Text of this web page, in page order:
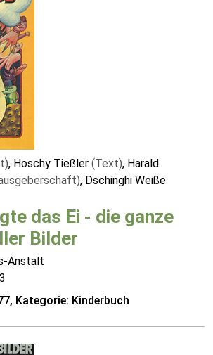
, Hoschy Tießler (Text), Harald
, Dschinghi Weiße
das Ei - die ganze
Bilder
Anstalt
Kategorie: Kinderbuch